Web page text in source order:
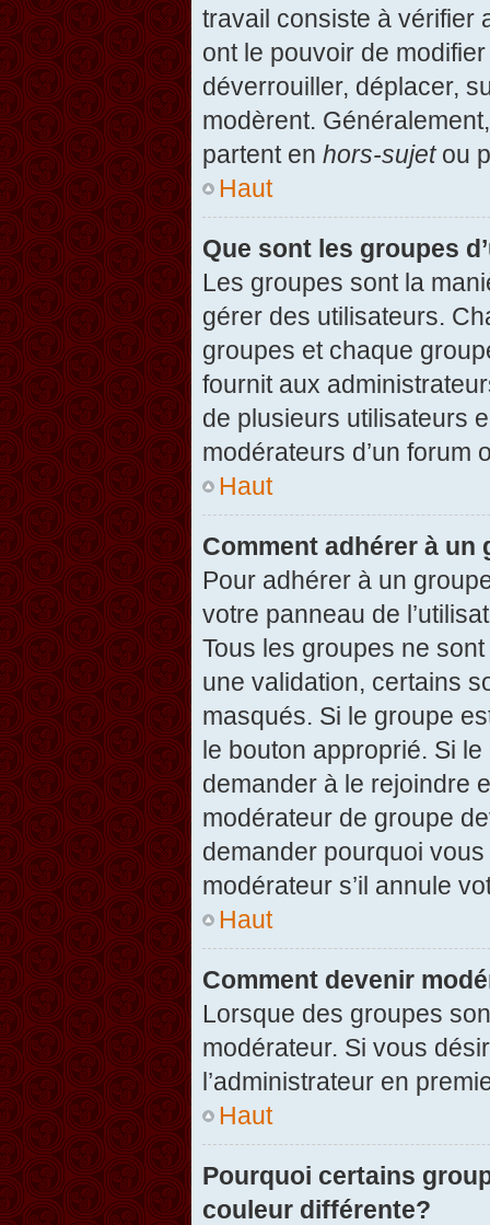
travail consiste à vérifier
ont le pouvoir de
déverrouiller, déplacer,
modèrent.
partent en hors-sujetou
Haut
Que sont les groupes
Les groupes sont la
gérer des utilisateurs.
groupes et chaque
fournit aux
de plusieurs utilisateurs
modérateurs d’un forum
Haut
Comment adhérer à un
Pour adhérer à un
votre panneau de
Tous les groupes ne
une validation, certains
masqués. Si le groupe
le bouton approprié. Si
demander à le rejoindre
modérateur de groupe
demander pourquoi
modérateur s’il annule
Haut
Comment devenir
Lorsque des groupes
modérateur. Si vous
l’administrateur en
Haut
Pourquoi certains
couleur différente?